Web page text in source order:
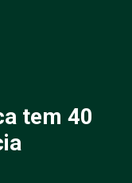
tem 40